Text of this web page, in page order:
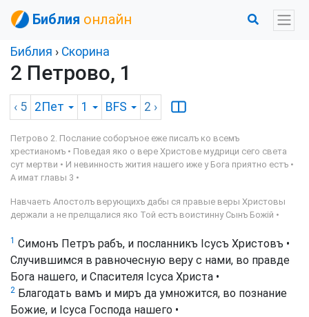
Библия онлайн
Библия › Скорина
2 Петрово, 1
‹ 5 2Пет 1 BFS 2 ›
Петрово 2. Послание соборъное еже писалъ ко всемъ
хрестианомъ • Поведая яко о вере Христове мудрици сего света
сут мертви • И невинность жития нашего иже у Бога приятно естъ •
А имат главы 3 •
Навчаеть Апостолъ верующихъ дабы ся правые веры Христовы
держали а не прелщалися яко Той естъ воистинну Сынъ Божій •
1 Симонъ Петръ рабъ, и посланникъ Ісусъ Христовъ •
Случившимся в равночесную веру с нами, во правде
Бога нашего, и Спасителя Ісуса Христа •
2 Благодать вамъ и миръ да умножится, во познание
Божие, и Ісуса Господа нашего •